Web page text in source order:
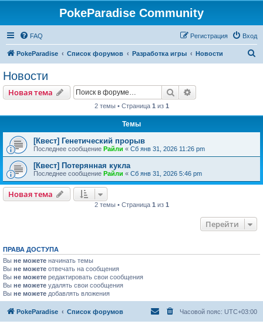
PokeParadise Community
FAQ Вход
Регистрация
PokeParadise Список форумов Разработка игры Новости
Новости
Новая тема Поиск
2 темы • Страница 1 из 1
Темы
[Квест] Генетический прорыв
Последнее сообщение Райли « Сб янв 31, 2026 11:26 pm
[Квест] Потерянная кукла
Последнее сообщение Райли « Сб янв 31, 2026 5:46 pm
Новая тема
2 темы • Страница 1 из 1
Перейти
ПРАВА ДОСТУПА
Вы не можете начинать темы
Вы не можете отвечать на сообщения
Вы не можете редактировать свои сообщения
Вы не можете удалять свои сообщения
Вы не можете добавлять вложения
PokeParadise Список форумов Часовой пояс: UTC+03:00